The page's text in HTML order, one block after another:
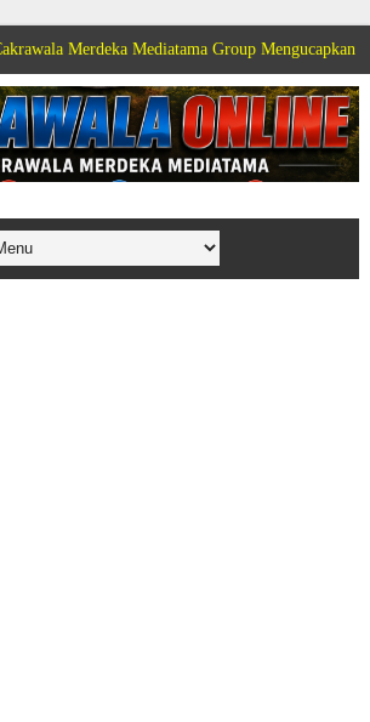
Mediatama Group Mengucapkan Selamat